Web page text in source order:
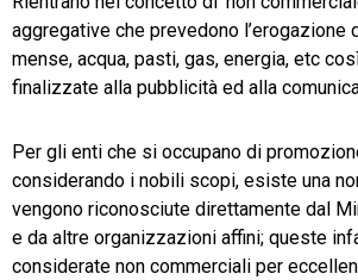
aggregative che prevedono l’erogazione
mense, acqua, pasti, gas, energia, etc
finalizzate alla pubblicità ed alla
Per gli enti che si occupano di
considerando i nobili scopi, esiste una
vengono riconosciute direttamente dal
e da altre organizzazioni affini; queste
considerate non commerciali per